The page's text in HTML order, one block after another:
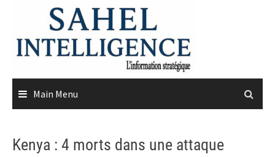
content
Main Menu
Kenya : 4 morts dans une attaque